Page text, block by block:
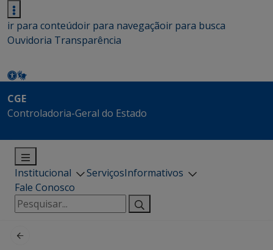
ir para conteúdoir para navegaçãoir para busca
Ouvidoria Transparência
CGE
Controladoria-Geral do Estado
Institucional ServiçosInformativos
Fale Conosco
Pesquisar
por: